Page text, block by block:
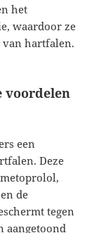
het
waardoor ze
van hartfalen.
voordelen
een
Deze
de
tegen
aangetoond